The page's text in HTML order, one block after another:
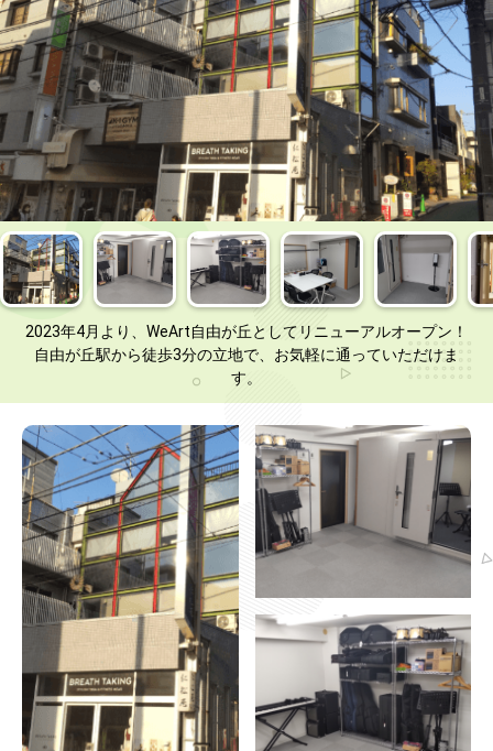
2023年4月より、WeArt自由が丘としてリニューアルオープン！
自由が丘駅から徒歩3分の立地で、お気軽に通っていただけま
す。